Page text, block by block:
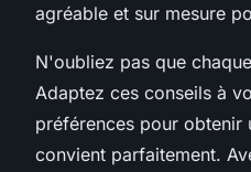
agréable et sur mesure
N'oubliez pas que
Adaptez ces conseils à
préférences pour obtenir
convient parfaitement.